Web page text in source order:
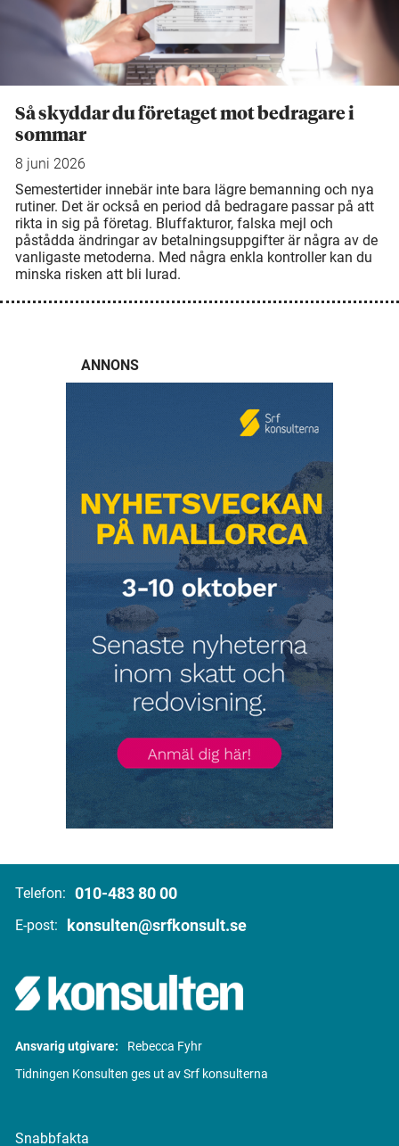
Så skyddar du företaget mot bedragare i
sommar
8 juni 2026
Semestertider innebär inte bara lägre bemanning och nya
rutiner. Det är också en period då bedragare passar på att
rikta in sig på företag. Bluffakturor, falska mejl och
påstådda ändringar av betalningsuppgifter är några av de
vanligaste metoderna. Med några enkla kontroller kan du
minska risken att bli lurad.
ANNONS
Telefon: 010-483 80 00
E-post: konsulten@srfkonsult.se
Ansvarig utgivare:
Rebecca Fyhr
Tidningen Konsulten ges ut av Srf konsulterna
Snabbfakta